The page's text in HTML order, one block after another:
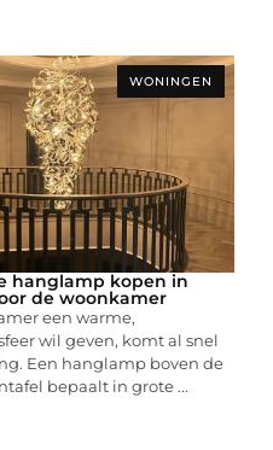
WONINGEN
hanglamp kopen in
de woonkamer
een warme,
wil geven, komt al snel
Een hanglamp boven de
bepaalt in grote ...